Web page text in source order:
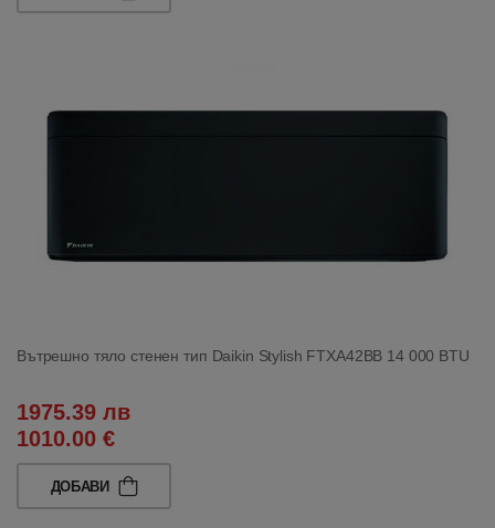
Вътрешно тяло стенен тип Daikin Stylish FTXA42BB 14 000 BTU
1975.39 лв
1010.00 €
ДОБАВИ